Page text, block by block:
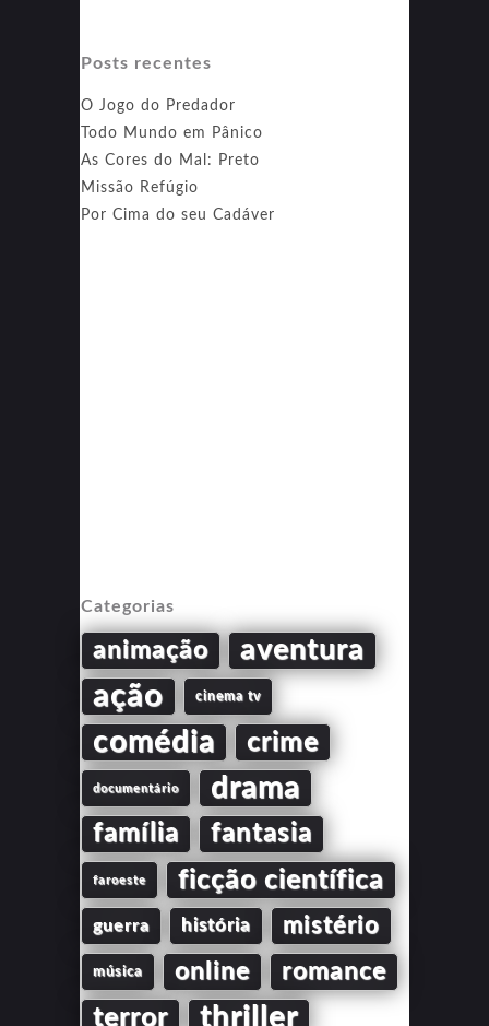
Posts recentes
O Jogo do Predador
Todo Mundo em Pânico
As Cores do Mal: Preto
Missão Refúgio
Por Cima do seu Cadáver
Categorias
animação aventura
ação cinema tv
comédia crime
documentário drama
família fantasia
faroeste ficção científica
guerra história mistério
música online romance
terror thriller